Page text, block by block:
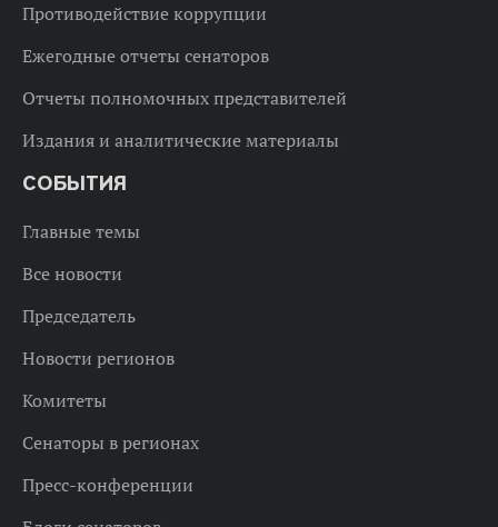
Противодействие коррупции
Ежегодные отчеты сенаторов
Отчеты полномочных представителей
Издания и аналитические материалы
СОБЫТИЯ
Главные темы
Все новости
Председатель
Новости регионов
Комитеты
Сенаторы в регионах
Пресс-конференции